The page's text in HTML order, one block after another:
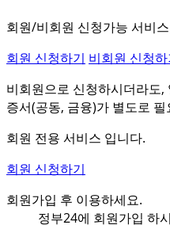
회원/비회원 신청가능 서비
회원 신청하기 비회원 신청하
비회원으로 신청하시더라도
증서(공동, 금융)가 별도로 필
회원 전용 서비스 입니다.
회원 신청하기
회원가입 후 이용하세요.
정부24에 회원가입 하